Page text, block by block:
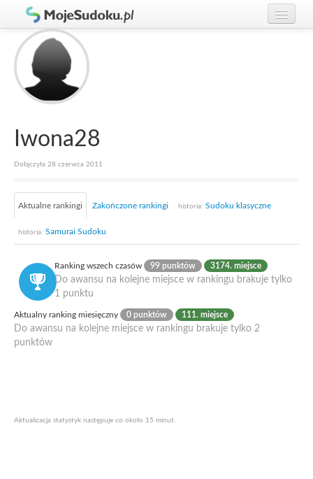
Graj w Sudoku!
Zasady Sudoku
Rankingi
Iwona28
Dołączyła 28 czerwca 2011
Aktualne rankingi Zakończone rankingi historia: Sudoku klasyczne
historia: Samurai Sudoku
Ranking wszech czasów 99 punktów 3174. miejsce
Do awansu na kolejne miejsce w rankingu brakuje tylko
1 punktu
Aktualny ranking miesięczny 0 punktów 111. miejsce
Do awansu na kolejne miejsce w rankingu brakuje tylko 2
punktów
Aktualizacja statystyk następuje co około 15 minut.